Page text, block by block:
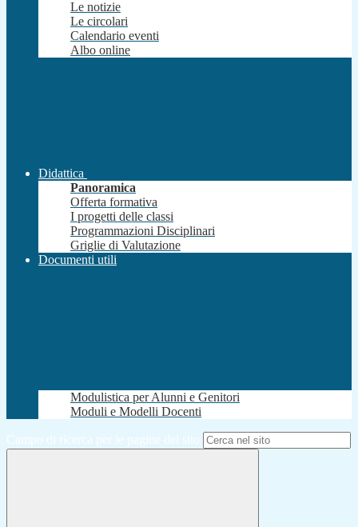
Le notizie
Le circolari
Calendario eventi
Albo online
Didattica
Panoramica
Offerta formativa
I progetti delle classi
Programmazioni Disciplinari
Griglie di Valutazione
Documenti utili
Modulistica per Alunni e Genitori
Moduli e Modelli Docenti
Campo di ricerca per le pagine del sito